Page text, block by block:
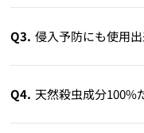
Q3. 侵入予防にも使用
Q4. 天然殺虫成分100%